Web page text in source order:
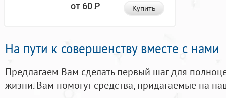
от 60Р Купить
На пути к совершенству вместе с нами
Предлагаем Вам сделать первый шаг для
жизни. Вам помогут средства, придагаемые на